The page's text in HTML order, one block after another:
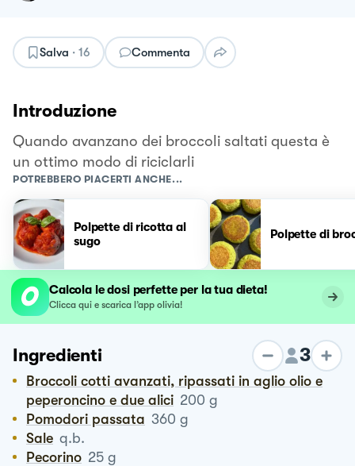
Salva · 16 Commenta
Introduzione
Quando avanzano dei broccoli saltati questa è
un ottimo modo di riciclarli
POTREBBERO PIACERTI ANCHE...
Polpette di ricotta al
sugo
Polpette di
Calcola le dosi perfette per la tua dieta!
Clicca qui e scarica l’app olivia!
Ingredienti 3
Broccoli cotti avanzati, ripassati in aglio olio e
peperoncino e due alici 200 g
Pomodori passata 360 g
Sale q.b.
Pecorino 25 g